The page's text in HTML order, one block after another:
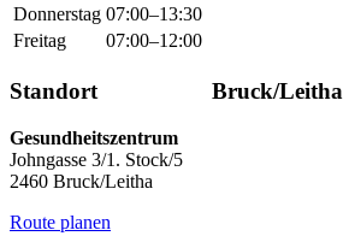
Donnerstag 07:00–13:30
Freitag
07:00–12:00
Standort Bruck/Leitha
Gesundheitszentrum
Johngasse 3/1. Stock/5
2460 Bruck/Leitha
Route planen